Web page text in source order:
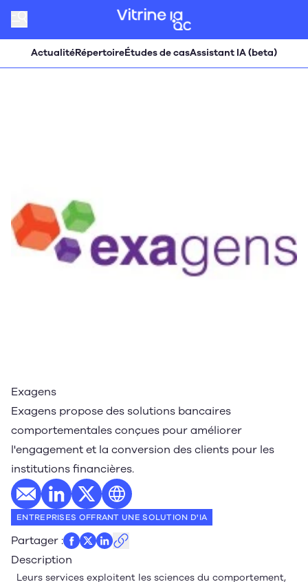
ActualitéRépertoireÉtudes de casAssistant IA (beta)
Exagens
Exagens propose des solutions bancaires
comportementales conçues pour améliorer
l'engagement et la conversion des clients pour les
institutions financières.
E-mailProfil LinkedIn
Profil Twitter
Site web
ENTREPRISES OFFRANT UNE SOLUTION D'IA
Partager :
Description
Leurs services exploitent les sciences du comportement,